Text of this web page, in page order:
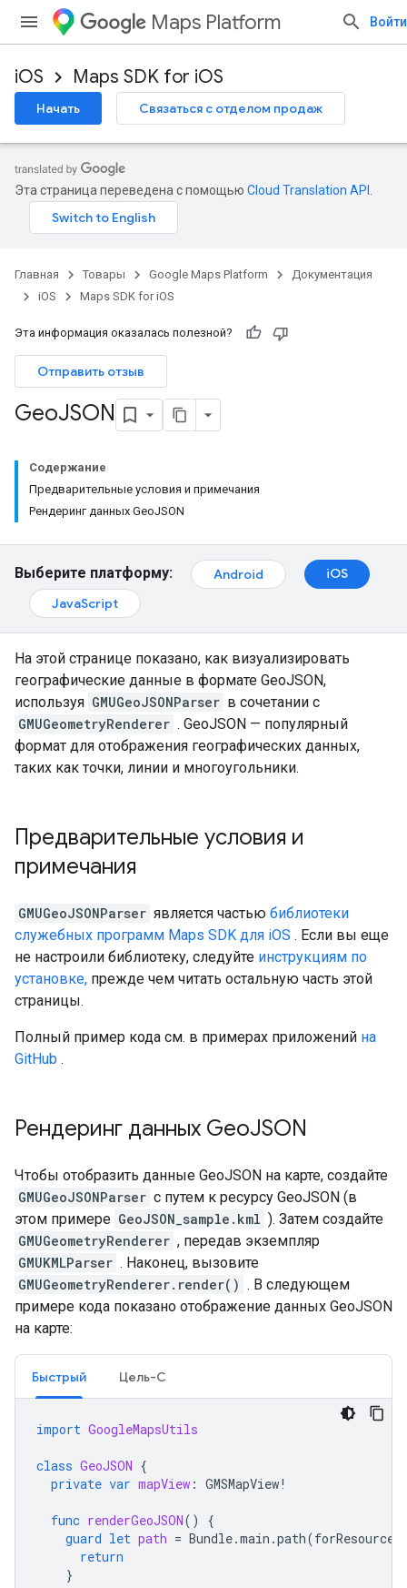
Maps Platform Войти
iOS Maps SDK for iOS
Начать Связаться с отделом продаж
Эта страница переведена с помощью Cloud Translation API
Главная Товары Google Maps Platform
Документация
iOS
Maps SDK for iOS
Эта информация оказалась полезной?
Отправить отзыв
GeoJSON
Содержание
Предварительные условия и примечания
Рендеринг данных GeoJSON
Выберите платформу: Android
iOS
JavaScript
На этой странице показано, как визуализировать
географические данные в формате GeoJSON,
используя GMUGeoJSONParser в сочетании с
GMUGeometryRenderer . GeoJSON — популярный
формат для отображения географических данных,
таких как точки, линии и многоугольники.
Предварительные условия и
примечания
GMUGeoJSONParser является частью библиотеки
служебных программ Maps SDK для iOS . Если вы еще
не настроили библиотеку, следуйте инструкциям по
установке, прежде чем читать остальную часть этой
страницы.
Полный пример кода см. в примерах приложений на
GitHub .
Рендеринг данных GeoJSON
Чтобы отобразить данные GeoJSON на карте, создайте
GMUGeoJSONParser с путем к ресурсу GeoJSON (в
этом примере GeoJSON_sample.kml ). Затем создайте
GMUGeometryRenderer , передав экземпляр
GMUKMLParser . Наконец, вызовите
GMUGeometryRenderer.render() . В следующем
примере кода показано отображение данных GeoJSON
на карте:
Быстрый Цель-C
import GoogleMapsUtils
class GeoJSON {
private var mapView : GMSMapView!
func renderGeoJSON()
{
guard let path = Bundle.main .path(forResource
return
}